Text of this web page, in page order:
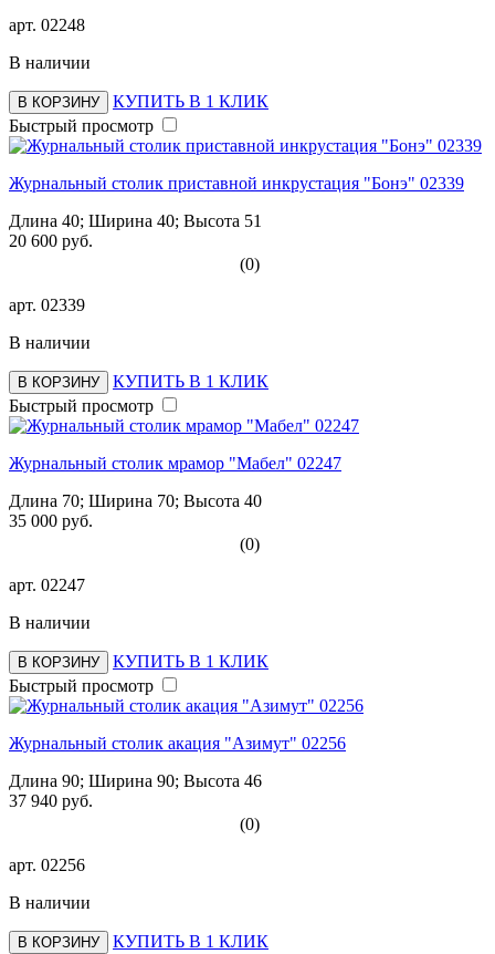
арт. 02248
В наличии
В КОРЗИНУ
КУПИТЬ В 1 КЛИК
Быстрый просмотр
Журнальный столик приставной инкрустация "Бонэ" 02339
Длина 40; Ширина 40; Высота 51
20 600 руб.
(0)
арт. 02339
В наличии
В КОРЗИНУ
КУПИТЬ В 1 КЛИК
Быстрый просмотр
Журнальный столик мрамор "Мабел" 02247
Длина 70; Ширина 70; Высота 40
35 000 руб.
(0)
арт. 02247
В наличии
В КОРЗИНУ
КУПИТЬ В 1 КЛИК
Быстрый просмотр
Журнальный столик акация "Азимут" 02256
Длина 90; Ширина 90; Высота 46
37 940 руб.
(0)
арт. 02256
В наличии
В КОРЗИНУ
КУПИТЬ В 1 КЛИК